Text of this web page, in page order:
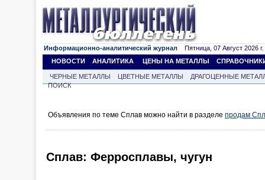
Информационно-аналитический журнал Пятница, 07 Август 2026 г.
НОВОСТИ
АНАЛИТИКА ЦЕНЫ НА МЕТАЛЛЫ
ЧЕРНЫЕ МЕТАЛЛЫ ЦВЕТНЫЕ МЕТАЛЛЫ
ДРАГОЦЕННЫЕ
ПОИСК
Объявления по теме Сплав можно найти в разделе продам
Сплав: Ферросплавы, чугун